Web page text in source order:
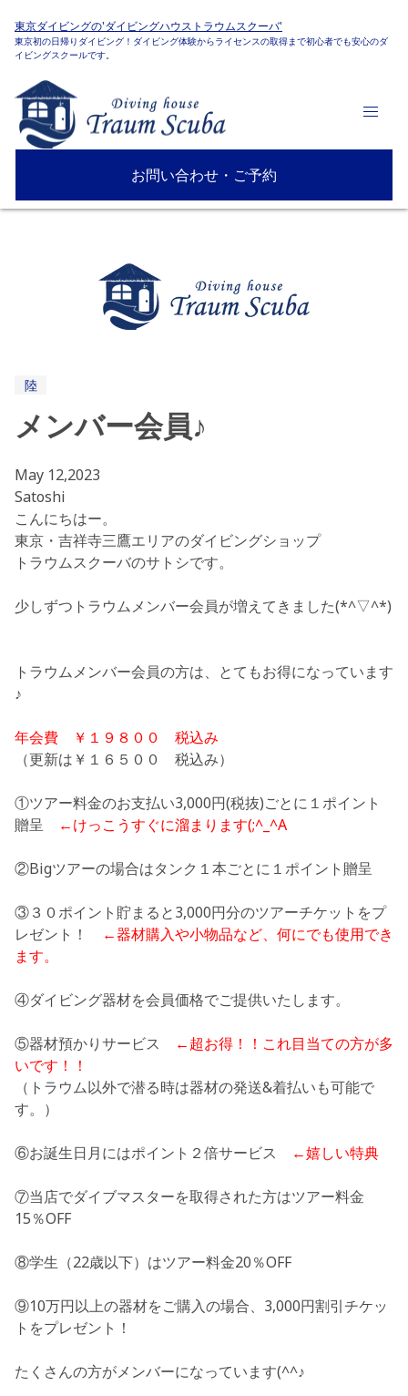
東京ダイビングの'ダイビングハウストラウムスクーバ'
東京初の日帰りダイビング！ダイビング体験からライセンスの取得まで初心者でも安心のダ
イビングスクールです。
お問い合わせ・ご予約
陸
メンバー会員♪
May 12,2023
Satoshi
こんにちはー。
東京・吉祥寺三鷹エリアのダイビングショップ
トラウムスクーバのサトシです。
少しずつトラウムメンバー会員が増えてきました(*^▽^*)
トラウムメンバー会員の方は、とてもお得になっています
♪
年会費 ￥１９８００ 税込み
（更新は￥１６５００ 税込み）
①ツアー料金のお支払い3,000円(税抜)ごとに１ポイント
贈呈
←けっこうすぐに溜まります(;^_^A
②Bigツアーの場合はタンク１本ごとに１ポイント贈呈
③３０ポイント貯まると3,000円分のツアーチケットをプ
レゼント！
←器材購入や小物品など、何にでも使用でき
ます。
④ダイビング器材を会員価格でご提供いたします。
⑤器材預かりサービス
←超お得！！これ目当ての方が多
いです！！
（トラウム以外で潜る時は器材の発送&着払いも可能で
す。）
⑥お誕生日月にはポイント２倍サービス ←嬉しい特典
⑦当店でダイブマスターを取得された方はツアー料金
15％OFF
⑧学生（22歳以下）はツアー料金20％OFF
⑨10万円以上の器材をご購入の場合、3,000円割引チケッ
トをプレゼント！
たくさんの方がメンバーになっています(^^♪